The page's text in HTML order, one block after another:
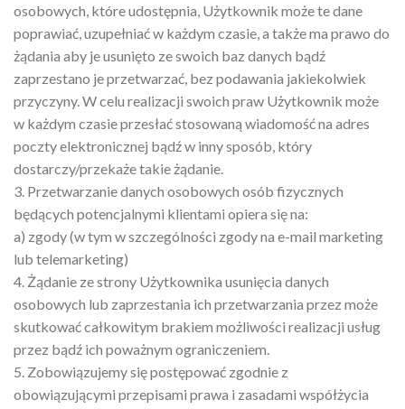
osobowych, które udostępnia, Użytkownik może te dane
poprawiać, uzupełniać w każdym czasie, a także ma prawo do
żądania aby je usunięto ze swoich baz danych bądź
zaprzestano je przetwarzać, bez podawania jakiekolwiek
przyczyny. W celu realizacji swoich praw Użytkownik może
w każdym czasie przesłać stosowaną wiadomość na adres
poczty elektronicznej bądź w inny sposób, który
dostarczy/przekaże takie żądanie.
3. Przetwarzanie danych osobowych osób fizycznych
będących potencjalnymi klientami opiera się na:
a) zgody (w tym w szczególności zgody na e-mail marketing
lub telemarketing)
4. Żądanie ze strony Użytkownika usunięcia danych
osobowych lub zaprzestania ich przetwarzania przez może
skutkować całkowitym brakiem możliwości realizacji usług
przez bądź ich poważnym ograniczeniem.
5. Zobowiązujemy się postępować zgodnie z
obowiązującymi przepisami prawa i zasadami współżycia